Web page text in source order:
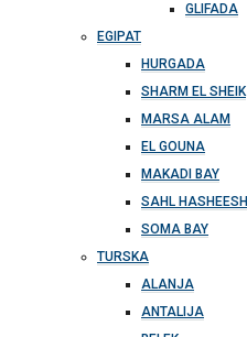
GLIFADA
EGIPAT
HURGADA
SHARM EL SHEIK
MARSA ALAM
EL GOUNA
MAKADI BAY
SAHL HASHEESH
SOMA BAY
TURSKA
ALANJA
ANTALIJA